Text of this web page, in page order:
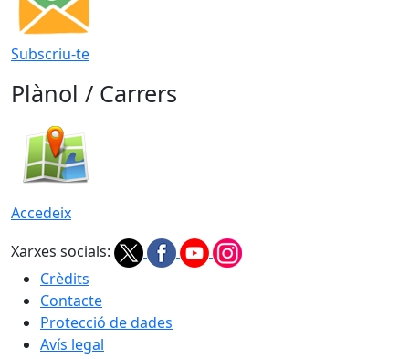
Subscriu-te
Plànol / Carrers
Accedeix
Xarxes socials:
Crèdits
Contacte
Protecció de dades
Avís legal